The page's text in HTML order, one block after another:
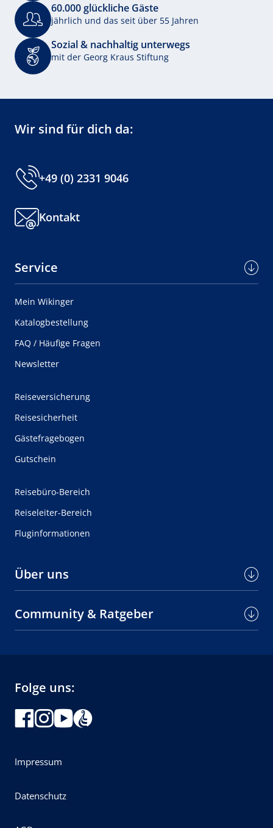
60.000 glückliche Gäste
jährlich und das seit über 55 Jahren
Sozial & nachhaltig unterwegs
mit der Georg Kraus Stiftung
Wir sind für dich da:
+49 (0) 2331 9046
Kontakt
Service
Mein Wikinger
Katalogbestellung
FAQ / Häufige Fragen
Newsletter
Reiseversicherung
Reisesicherheit
Gästefragebogen
Gutschein
Reisebüro-Bereich
Reiseleiter-Bereich
Fluginformationen
Über uns
Community & Ratgeber
Folge uns:
Impressum
Datenschutz